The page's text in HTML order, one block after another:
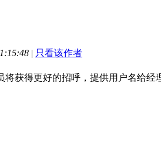
| 只看该作者
将获得更好的招呼，提供用户名给经